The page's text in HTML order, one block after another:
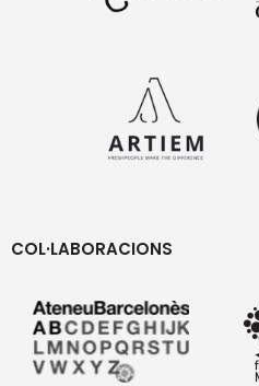
COL·LABORACIONS